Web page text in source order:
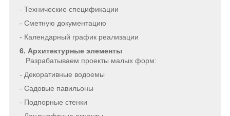
- Технические спецификации
- Сметную документацию
- Календарный график реализации
6. Архитектурные элементы
Разрабатываем проекты малых форм:
- Декоративные водоемы
- Садовые павильоны
- Подпорные стенки